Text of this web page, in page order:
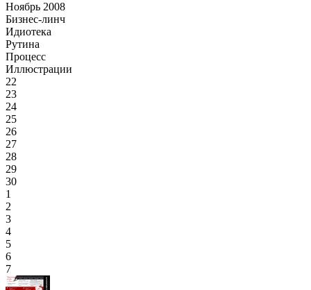
Ноябрь 2008
Бизнес-линч
Идиотека
Рутина
Процесс
Иллюстрации
22
23
24
25
26
27
28
29
30
1
2
3
4
5
6
7